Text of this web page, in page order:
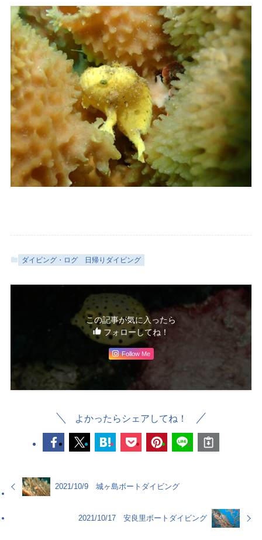
ダイビング・ログ 日帰りダイビング
この記事が気に入ったら
フォローしてね！
Follow Me
よかったらシェアしてね！
2021/10/9 城ヶ島ボートダイビング
2021/10/17 安良里ボートダイビング